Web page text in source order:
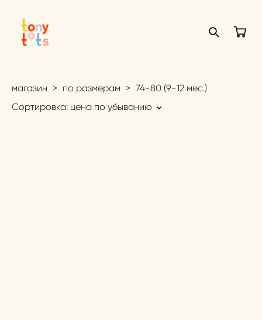
магазин > по размерам > 74-80 (9-12 мес.)
Сортировка: цена по убыванию